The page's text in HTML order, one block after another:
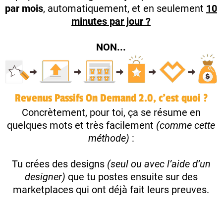
par mois, automatiquement, et en seulement 10
minutes par jour ?
NON...
Revenus Passifs On Demand 2.0, c’est quoi ?
Concrètement, pour toi, ça se résume en
quelques mots et très facilement (comme cette
méthode) :
Tu crées des designs (seul ou avec l’aide d’un
designer) que tu postes ensuite sur des
marketplaces qui ont déjà fait leurs preuves.